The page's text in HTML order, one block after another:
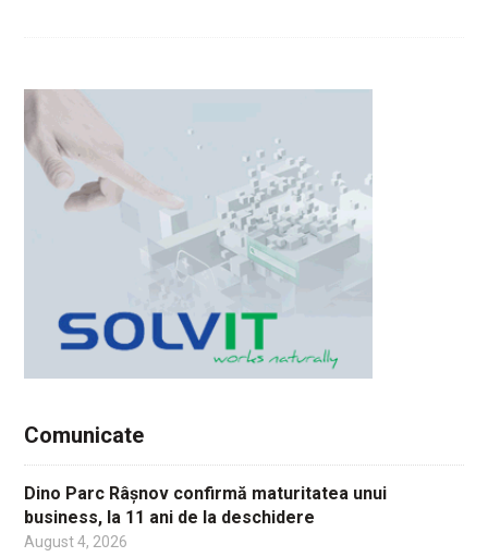
Comunicate
Dino Parc Râșnov confirmă maturitatea unui
business, la 11 ani de la deschidere
August 4, 2026